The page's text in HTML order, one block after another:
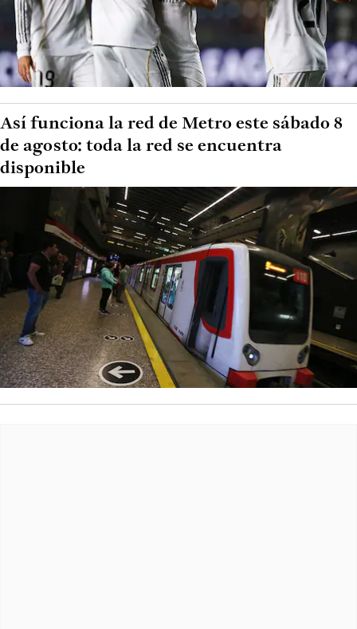
Así funciona la red de Metro este sábado 8
de agosto: toda la red se encuentra
disponible